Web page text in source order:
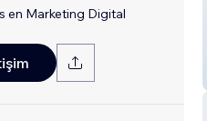
en Marketing Digital